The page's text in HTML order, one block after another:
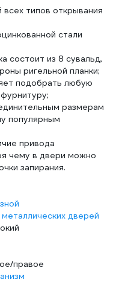
типов открывания
стали
состоит из 8 сувальд,
ригельной планки;
подобрать любую
размерам
популярным
привода
чему в двери можно
запирания.
дверей
правое